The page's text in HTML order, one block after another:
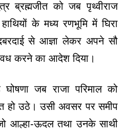
ब्रह्मजीत को जब पृथ्वीराज
के मध्य रणभूमि में घिरा
से आज्ञा लेकर अपने सौ
वध करने का आदेश दिया।
जब राजा परिमाल को
हो उठे। उसी अवसर पर समीप
आल्हा-ऊदल तथा उनके साथी